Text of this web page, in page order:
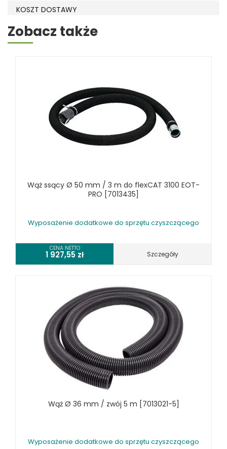
KOSZT DOSTAWY
Zobacz także
Wąż ssący Ø 50 mm / 3 m do flexCAT 3100 EOT-
PRO [7013435]
Wyposażenie dodatkowe do sprzętu czyszczącego
CENA NETTO
1 927,55 zł Szczegóły
Wąż Ø 36 mm / zwój 5 m [7013021-5]
Wyposażenie dodatkowe do sprzętu czyszczącego